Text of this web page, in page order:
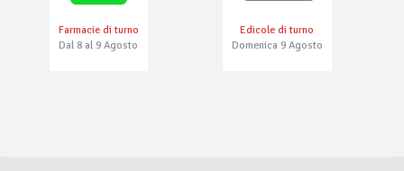
Farmacie di turno
Dal 8 al 9 Agosto
Edicole di turno
Domenica 9 Agosto